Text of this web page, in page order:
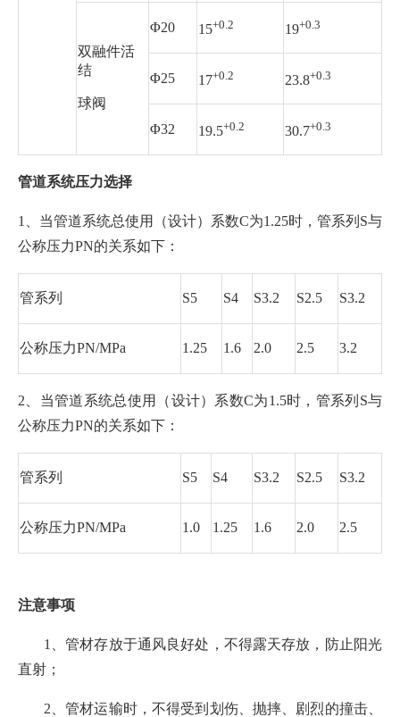
双融件活
结
球阀
Φ20 15+0.2 19+0.3
Φ25 17+0.2 23.8+0.3
Φ32 19.5+0.2 30.7+0.3
管道系统压力选择
1、当管道系统总使用（设计）系数C为1.25时，管系列S与
公称压力PN的关系如下：
管系列 S5 S4 S3.2 S2.5 S3.2
公称压力PN/MPa 1.25 1.6 2.0 2.5 3.2
2、当管道系统总使用（设计）系数C为1.5时，管系列S与
公称压力PN的关系如下：
管系列 S5 S4 S3.2 S2.5 S3.2
公称压力PN/MPa 1.0 1.25 1.6 2.0 2.5
注意事项
1、管材存放于通风良好处，不得露天存放，防止阳光
直射；
2、管材运输时，不得受到划伤、抛摔、剧烈的撞击、